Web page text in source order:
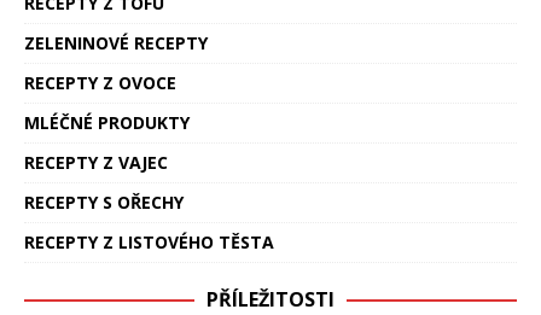
ZELENINOVÉ RECEPTY
RECEPTY Z OVOCE
MLÉČNÉ PRODUKTY
RECEPTY Z VAJEC
RECEPTY S OŘECHY
RECEPTY Z LISTOVÉHO TĚSTA
PŘÍLEŽITOSTI